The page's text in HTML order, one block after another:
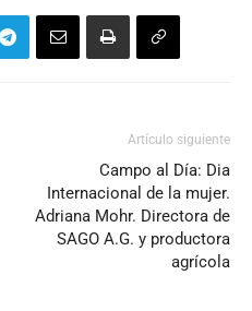
Artículo siguiente
Campo al Día: Dia
Internacional de la mujer.
Adriana Mohr. Directora de
SAGO A.G. y productora
agrícola